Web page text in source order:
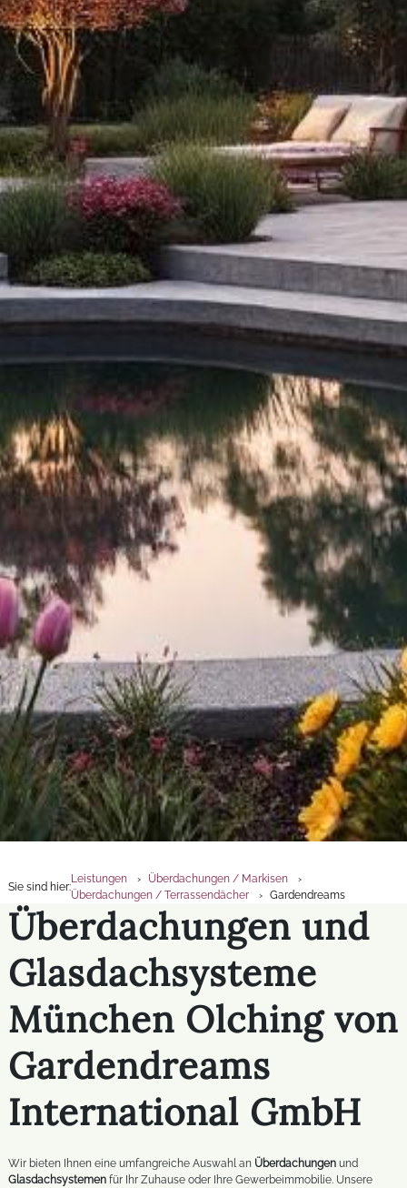
Sie sind hier:
Leistungen
Überdachungen / Markisen
Überdachungen / Terrassendächer
Gardendreams
Überdachungen und
Glasdachsysteme
München Olching von
Gardendreams
International GmbH
Wir bieten Ihnen eine umfangreiche Auswahl an Überdachungenund
Glasdachsystemenfür Ihr Zuhause oder Ihre Gewerbeimmobilie. Unsere